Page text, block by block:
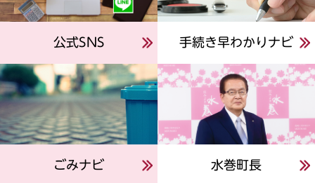
公式SNS 手続き早わかりナビ
ごみナビ 水巻町長